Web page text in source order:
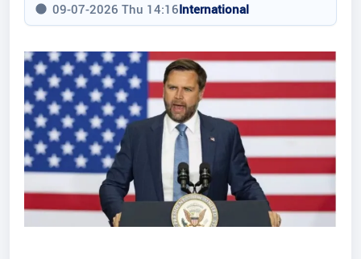
09-07-2026 Thu 14:16International